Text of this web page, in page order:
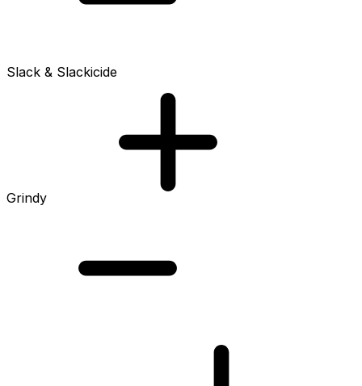
Slack & Slackicide
Grindy